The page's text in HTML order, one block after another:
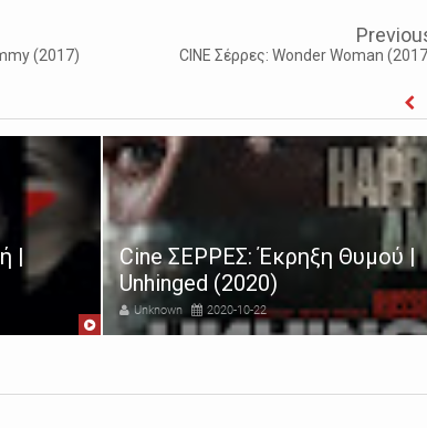
(2017) CINE Σέρρες: Wonder Woman
|
Cine ΣΕΡΡΕΣ: Έκρηξη Θυμού |
Unhinged (2020)
Unknown 2020-10-22